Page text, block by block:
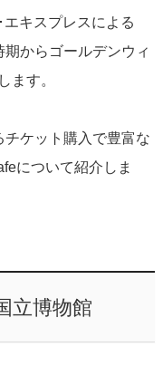
キスプレスによる
からゴールデンウィ
ます。
ケット購入で豊富な
について紹介しま
立博物館